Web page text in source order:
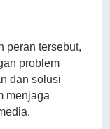
peran tersebut,
problem
dan solusi
menjaga